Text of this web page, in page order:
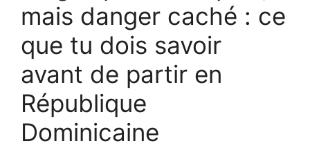
mais danger caché : ce
que tu dois savoir
avant de partir en
République
Dominicaine